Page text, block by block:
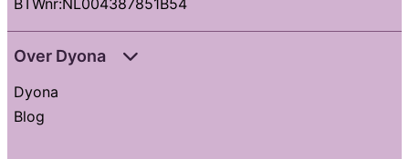
BTWnr:NL004387851B54
Over Dyona
Dyona
Blog